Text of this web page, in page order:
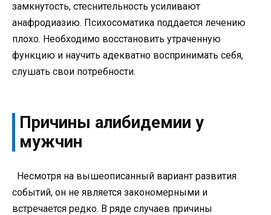
замкнутость, стеснительность усиливают
анафродиазию. Психосоматика поддается лечению
плохо. Необходимо восстановить утраченную
функцию и научить адекватно воспринимать себя,
слушать свои потребности.
Причины алибидемии у
мужчин
Несмотря на вышеописанный вариант развития
событий, он не является закономерными и
встречается редко. В ряде случаев причины